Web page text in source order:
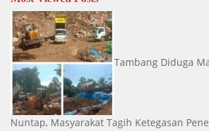
Tambang Diduga
Nuntap, Masyarakat Tagih Ketegasan